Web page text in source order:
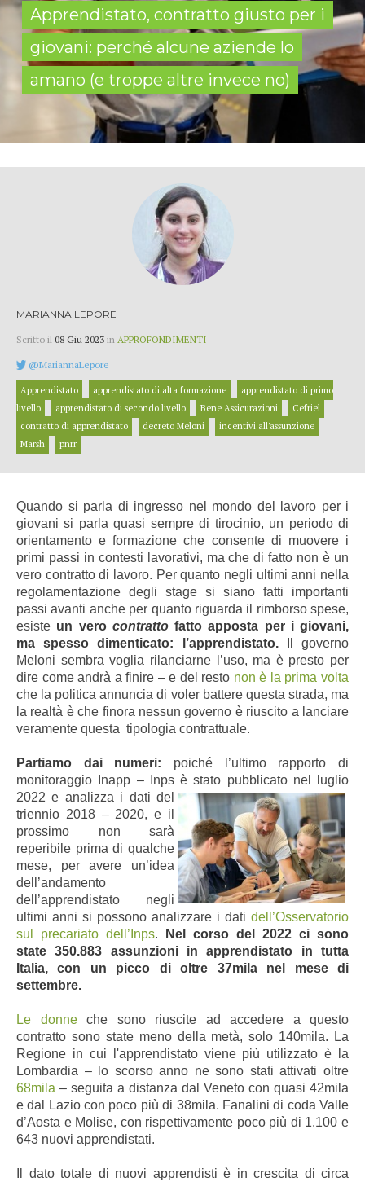
Apprendistato, contratto giusto per i
giovani: perché alcune aziende lo
amano (e troppe altre invece no)
MARIANNA LEPORE
Scritto il 08 Giu 2023 in APPROFONDIMENTI
@MariannaLepore
Apprendistato apprendistato di alta formazione
apprendistato di primo
livello
apprendistato di secondo livello Bene Assicurazioni
Cefriel
contratto di apprendistato
decreto Meloni
incentivi all'assunzione
Marsh
pnrr
Quando si parla di ingresso nel mondo del lavoro per i
giovani si parla quasi sempre di tirocinio, un periodo di
orientamento e formazione che consente di muovere i
primi passi in contesti lavorativi, ma che di fatto non è un
vero contratto di lavoro. Per quanto negli ultimi anni nella
regolamentazione degli stage si siano fatti importanti
passi avanti anche per quanto riguarda il rimborso spese,
esiste un vero contrattofatto apposta per i giovani,
ma spesso dimenticato: l’apprendistato.
Il governo
Meloni sembra voglia rilanciarne l’uso, ma è presto per
dire come andrà a finire – e del resto non è la prima volta
che la politica annuncia di voler battere questa strada, ma
la realtà è che finora nessun governo è riuscito a lanciare
veramente questa tipologia contrattuale.
Partiamo dai numeri: poiché l’ultimo rapporto di
monitoraggio Inapp – Inps è stato pubblicato nel luglio
2022 e analizza i dati del
triennio 2018 – 2020, e il
prossimo non sarà
reperibile prima di qualche
mese, per avere un’idea
dell’andamento
dell’apprendistato negli
ultimi anni si possono analizzare i dati dell’Osservatorio
sul precariato dell’Inps.
Nel corso del 2022 ci sono
state 350.883 assunzioni in apprendistato in tutta
Italia, con un picco di oltre 37mila nel mese di
settembre.
Le donneche sono riuscite ad accedere a questo
contratto sono state meno della metà, solo 140mila.
La
Regione in cui l'apprendistato viene più utilizzato è la
Lombardia – lo scorso anno ne sono stati attivati oltre
68mila – seguita a distanza dal Veneto con quasi 42mila
e dal Lazio con poco più di 38mila. Fanalini di coda Valle
d’Aosta e Molise, con rispettivamente poco più di 1.100 e
643 nuovi apprendistati.
Il dato totale di nuovi apprendisti è in crescita di circa